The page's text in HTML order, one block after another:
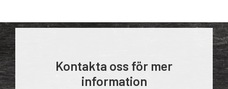
Kontakta oss för mer
information